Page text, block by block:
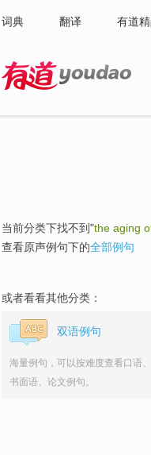
词典 翻译 有道
当前分类下找不到"the aging
查看原声例句下的全部例句
或者看看其他分类：
双语例句
海量例句，可以按难度查看口语、
书面语、论文例句。